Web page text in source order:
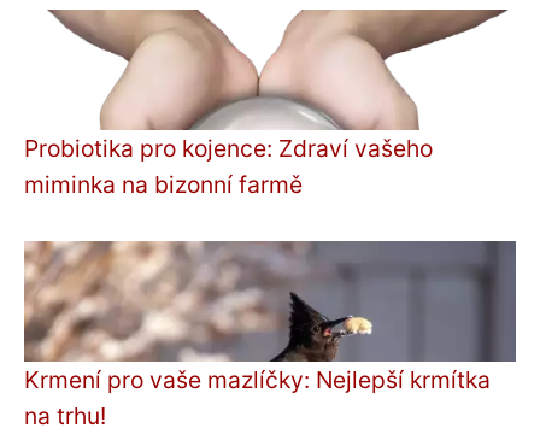
Probiotika pro kojence: Zdraví vašeho
miminka na bizonní farmě
Krmení pro vaše mazlíčky: Nejlepší krmítka
na trhu!